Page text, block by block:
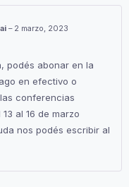
– 2 marzo, 2023
podés abonar en la
en efectivo o
conferencias
al 16 de marzo
nos podés escribir al